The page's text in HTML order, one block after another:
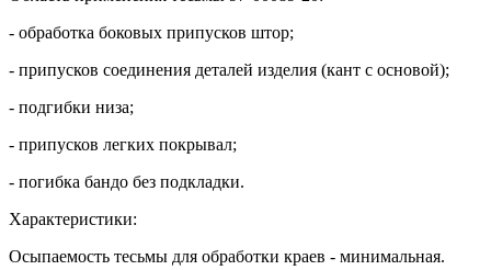
- обработка боковых припусков штор;
- припусков соединения деталей изделия (кант с основой);
- подгибки низа;
- припусков легких покрывал;
- погибка бандо без подкладки.
Характеристики:
Осыпаемость тесьмы для обработки краев - минимальная.